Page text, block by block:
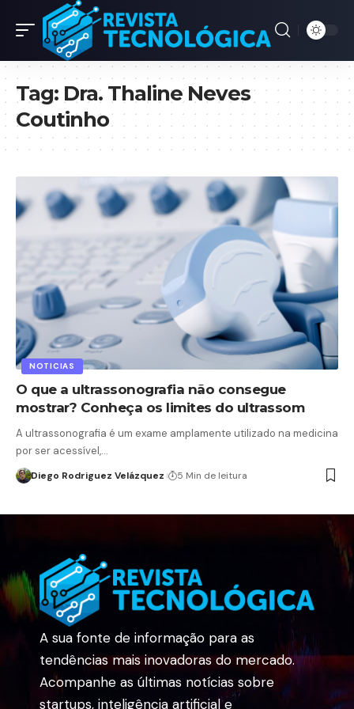
Tag: Dra. Thaline Neves
Coutinho
NOTICIAS
O que a ultrassonografia não consegue
mostrar? Conheça os limites do ultrassom
A ultrassonografia é um exame amplamente utilizado na medicina
por ser acessível,…
Diego Rodriguez Velázquez 5 Min de leitura
A sua fonte de informação para as
tendências mais inovadoras do mercado.
Acompanhe as últimas notícias sobre
startups, inteligência artificial e